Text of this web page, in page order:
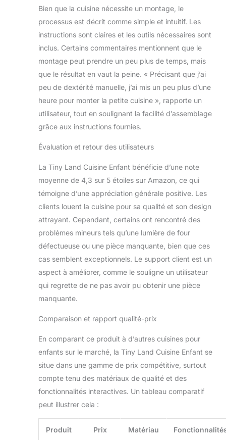
aux enfants une
expérience vivante,
sans aucune chaleur
pour les blesser.
Accessoires de
cuisine de jeu
jeu est également
livrée avec de jolis
tabliers et des
chapeaux de chef,
des aliments à
couteau et des
dont un petit
pour préparer un
festin maison
imaginaire. Le tout
dans cette cuisine
de jeu Tiny Land.
de cette cuisine est
conçu avec un
design réaliste,
alliant durabilité et
interactivité pour
enfants.
avec vos enfants:
d’apprentissage
idéal doit grandir
avec les enfants :
notre cuisine de jeu
peut facilement être
niveaux de hauteur
pour convenir aux
Bien que la cuisine nécessite un montage, le
processus est décrit comme simple et intuitif. Les
instructions sont claires et les outils nécessaires sont
inclus. Certains commentaires mentionnent que le
montage peut prendre un peu plus de temps, mais
que le résultat en vaut la peine. « Précisant que j’ai
peu de dextérité manuelle, j’ai mis un peu plus d’une
heure pour monter la petite cuisine », rapporte un
utilisateur, tout en soulignant la facilité d’assemblage
grâce aux instructions fournies.
Évaluation et retour des utilisateurs
La Tiny Land Cuisine Enfant bénéficie d’une note
moyenne de 4,3 sur 5 étoiles sur Amazon, ce qui
témoigne d’une appréciation générale positive. Les
clients louent la cuisine pour sa qualité et son design
attrayant. Cependant, certains ont rencontré des
problèmes mineurs tels qu’une lumière de four
défectueuse ou une pièce manquante, bien que ces
cas semblent exceptionnels. Le support client est un
aspect à améliorer, comme le souligne un utilisateur
qui regrette de ne pas avoir pu obtenir une pièce
manquante.
Comparaison et rapport qualité-prix
En comparant ce produit à d’autres cuisines pour
enfants sur le marché, la Tiny Land Cuisine Enfant se
situe dans une gamme de prix compétitive, surtout
compte tenu des matériaux de qualité et des
fonctionnalités interactives. Un tableau comparatif
peut illustrer cela :
Produit Prix Matériau